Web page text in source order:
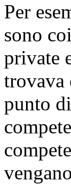
Per
sono
private
trovava
punto